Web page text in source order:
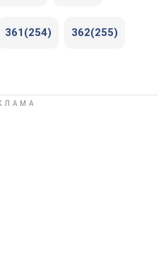
361(254) 362(255)